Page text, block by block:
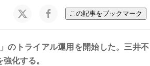
この記事をブックマーク
のトライアル運用を開始した。三井不
化する。